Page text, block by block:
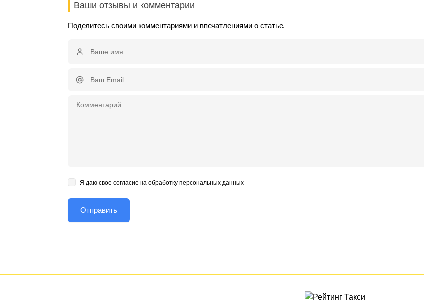
Ваши отзывы и комментарии
Поделитесь своими комментариями и впечатлениями о статье.
Я даю свое согласие на обработку персональных данных